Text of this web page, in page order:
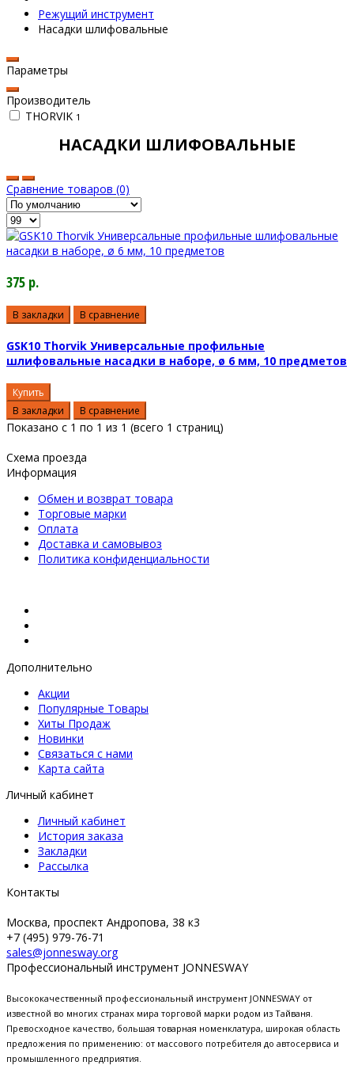
Режущий инструмент
Насадки шлифовальные
Параметры
Производитель
THORVIK 1
НАСАДКИ ШЛИФОВАЛЬНЫЕ
Сравнение товаров (0)
375 р.
В закладки В сравнение
GSK10 Thorvik Универсальные профильные
шлифовальные насадки в наборе, ø 6 мм, 10 предметов
Купить
В закладки
В сравнение
Показано с 1 по 1 из 1 (всего 1 страниц)
Схема проезда
Информация
Обмен и возврат товара
Торговые марки
Оплата
Доставка и самовывоз
Политика конфиденциальности
Дополнительно
Акции
Популярные Товары
Хиты Продаж
Новинки
Связаться с нами
Карта сайта
Личный кабинет
Личный кабинет
История заказа
Закладки
Рассылка
Контакты
Москва, проспект Андропова, 38 к3
+7 (495) 979-76-71
sales@jonnesway.org
Профессиональный инструмент JONNESWAY
Высококачественный профессиональный инструмент JONNESWAY от
известной во многих странах мира торговой марки родом из Тайваня.
Превосходное качество, большая товарная номенклатура, широкая область
предложения по применению: от массового потребителя до автосервиса и
промышленного предприятия.